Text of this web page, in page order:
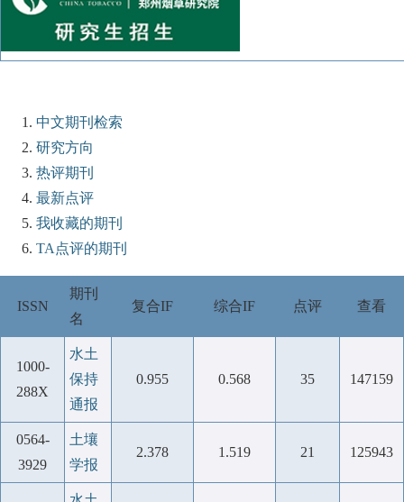
中文期刊检索
研究方向
热评期刊
最新点评
我收藏的期刊
TA点评的期刊
ISSN
期刊
名
复合IF 综合IF 点评 查看
1000-
288X
水土
保持
通报
0.955 0.568 35 147159
0564-
3929
土壤
学报
2.378 1.519 21 125943